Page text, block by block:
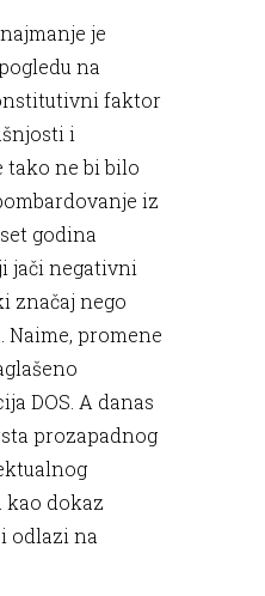
je
na
faktor
i
tako ne bi bilo
iz
godina
jači negativni
značaj nego
Naime, promene
DOS. A danas
prozapadnog
kao dokaz
odlazi na